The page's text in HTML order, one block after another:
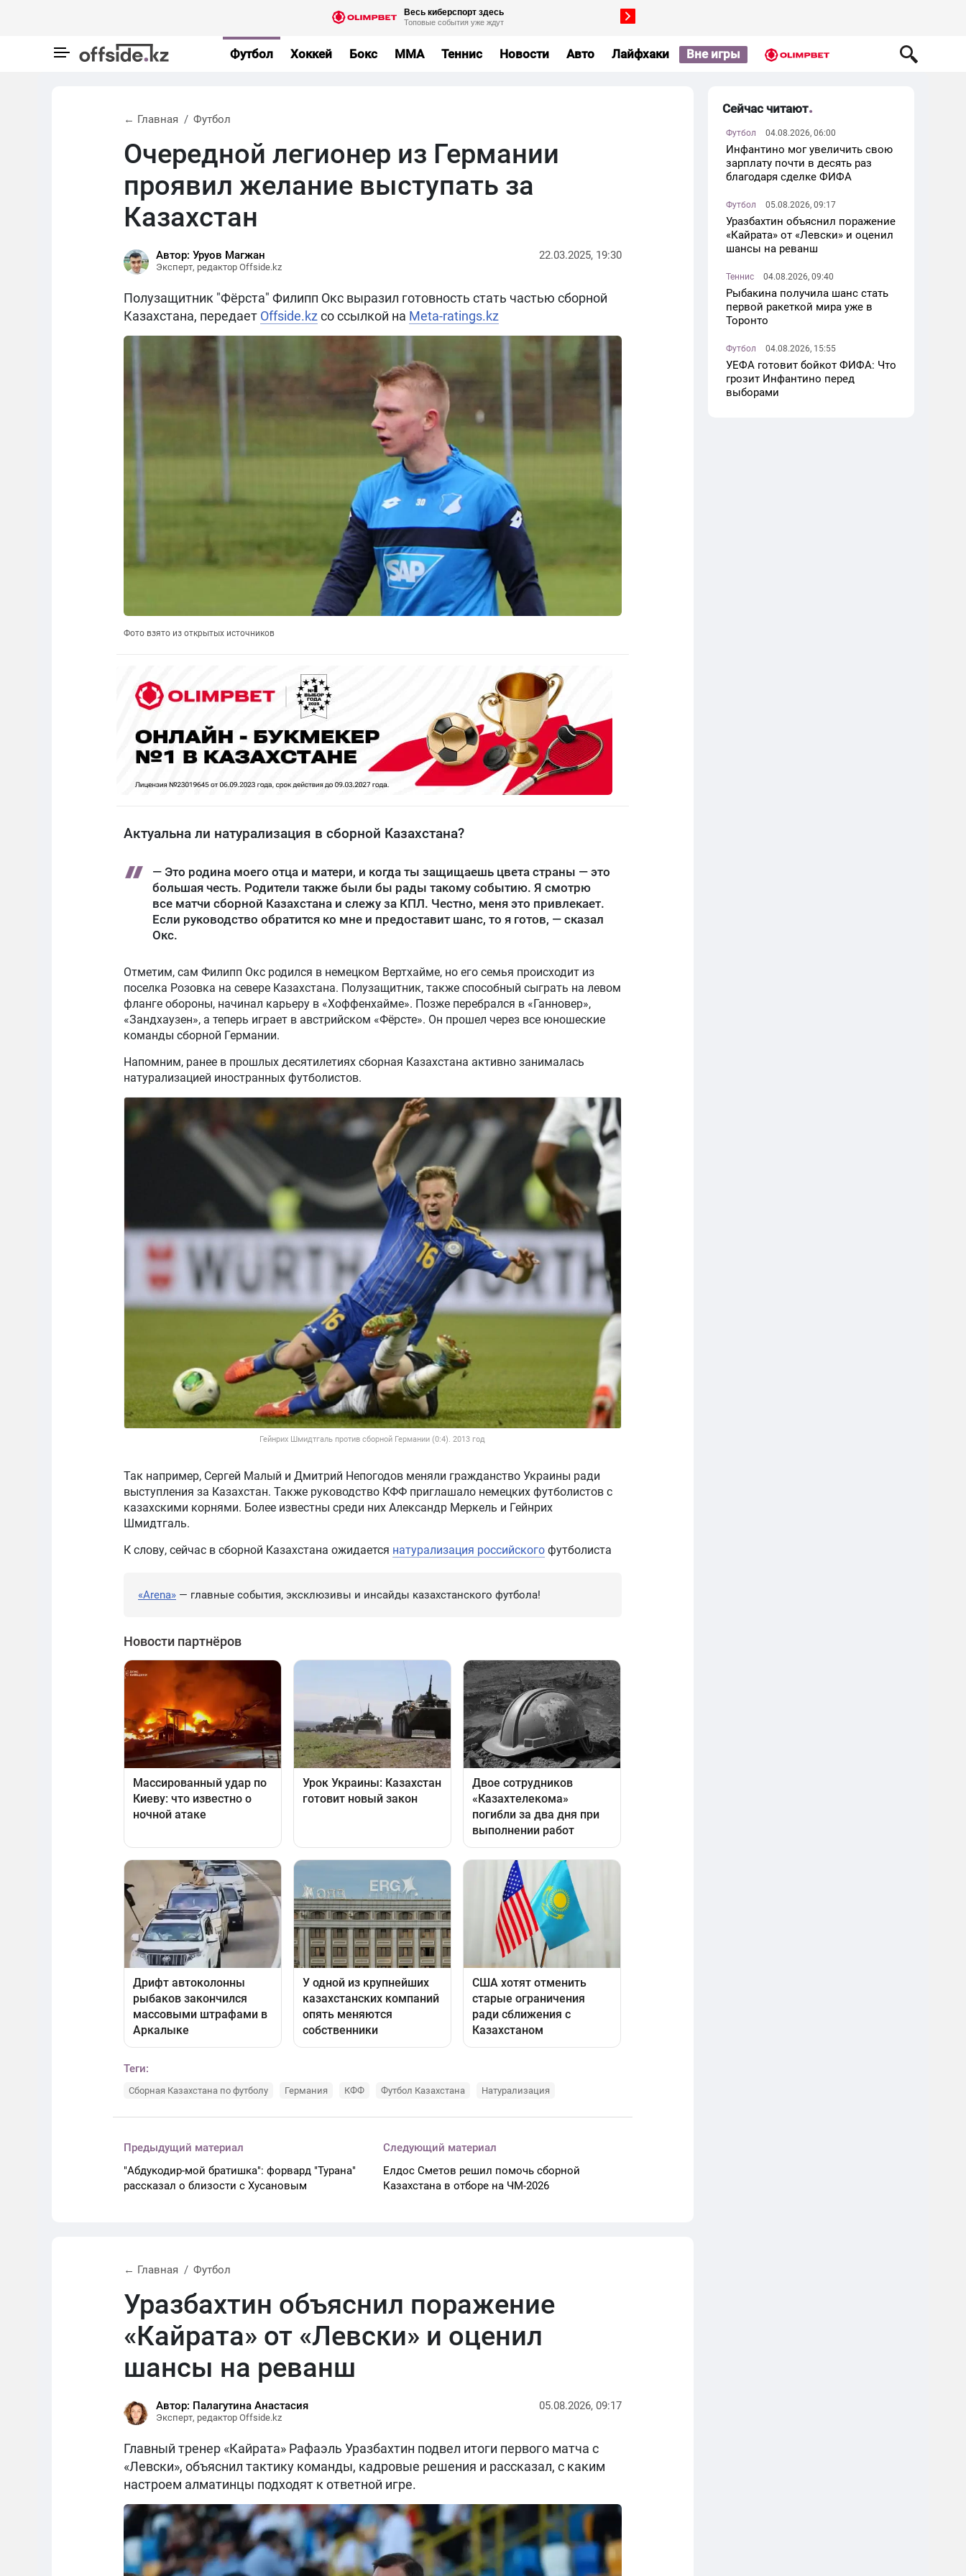
Футбол Хоккей Бокс MMA Теннис Новости Авто Лайфхаки Вне игры
← Главная Футбол
Очередной легионер из Германии
проявил желание выступать за
Казахстан
Автор: Уруов Магжан
Эксперт, редактор Offside.kz
22.03.2025, 19:30
Полузащитник "Фёрста" Филипп Окс выразил готовность стать частью сборной
Казахстана, передает Offside.kz со ссылкой на Meta-ratings.kz
Фото взято из открытых источников
Актуальна ли натурализация в сборной Казахстана?
— Это родина моего отца и матери, и когда ты защищаешь цвета страны — это
большая честь. Родители также были бы рады такому событию. Я смотрю
все матчи сборной Казахстана и слежу за КПЛ. Честно, меня это привлекает.
Если руководство обратится ко мне и предоставит шанс, то я готов, — сказал
Окс.
Отметим, сам Филипп Окс родился в немецком Вертхайме, но его семья происходит из
поселка Розовка на севере Казахстана. Полузащитник, также способный сыграть на левом
фланге обороны, начинал карьеру в «Хоффенхайме». Позже перебрался в «Ганновер»,
«Зандхаузен», а теперь играет в австрийском «Фёрсте». Он прошел через все юношеские
команды сборной Германии.
Напомним, ранее в прошлых десятилетиях сборная Казахстана активно занималась
натурализацией иностранных футболистов.
Гейнрих Шмидтгаль против сборной Германии (0:4). 2013 год
Так например, Сергей Малый и Дмитрий Непогодов меняли гражданство Украины ради
выступления за Казахстан. Также руководство КФФ приглашало немецких футболистов с
казахскими корнями. Более известны среди них Александр Меркель и Гейнрих
Шмидтгаль.
К слову, сейчас в сборной Казахстана ожидается натурализация российского футболиста
«Arena» — главные события, эксклюзивы и инсайды казахстанского футбола!
Теги:
Сборная Казахстана по футболу Германия КФФ Футбол Казахстана Натурализация
Предыдущий материал
"Абдукодир-мой братишка": форвард "Турана"
рассказал о близости с Хусановым
Следующий материал
Елдос Сметов решил помочь сборной
Казахстана в отборе на ЧМ-2026
← Главная Футбол
Уразбахтин объяснил поражение
«Кайрата» от «Левски» и оценил
шансы на реванш
Автор: Палагутина Анастасия
Эксперт, редактор Offside.kz
05.08.2026, 09:17
Главный тренер «Кайрата» Рафаэль Уразбахтин подвел итоги первого матча с
«Левски», объяснил тактику команды, кадровые решения и рассказал, с каким
настроем алматинцы подходят к ответной игре.
Сейчас читают
Футбол 04.08.2026, 06:00
Инфантино мог увеличить свою
зарплату почти в десять раз
благодаря сделке ФИФА
Футбол 05.08.2026, 09:17
Уразбахтин объяснил поражение
«Кайрата» от «Левски» и оценил
шансы на реванш
Теннис 04.08.2026, 09:40
Рыбакина получила шанс стать
первой ракеткой мира уже в
Торонто
Футбол 04.08.2026, 15:55
УЕФА готовит бойкот ФИФА: Что
грозит Инфантино перед
выборами